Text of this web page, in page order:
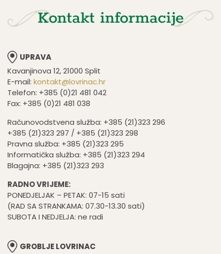
Kontakt informacije
UPRAVA
Kavanjinova 12, 21000 Split
E-mail: kontakt@lovrinac.hr
Telefon: +385 (0)21 481 042
Fax: +385 (0)21 481 038
Računovodstvena služba: +385 (21)323 296
+385 (21)323 297 / +385 (21)323 298
Pravna služba: +385 (21)323 295
Informatička služba: +385 (21)323 294
Blagajna: +385 (21)323 293
RADNO VRIJEME:
PONEDJELJAK – PETAK: 07-15 sati
(RAD SA STRANKAMA: 07.30-13.30 sati)
SUBOTA I NEDJELJA: ne radi
GROBLJE LOVRINAC